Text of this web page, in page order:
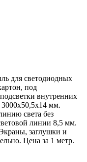
для светодиодных
под
внутренних
мм.
света без
линии 8,5 мм.
заглушки и
Цена за 1 метр.